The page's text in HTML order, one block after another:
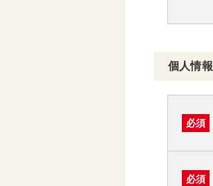
個人情報
必須
必須